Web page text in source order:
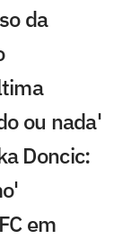
da
ou nada'
Doncic:
em